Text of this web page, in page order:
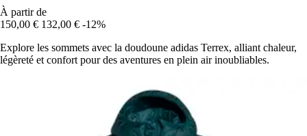
À partir de
150,00 € 132,00 € -12%
Explore les sommets avec la doudoune adidas Terrex, alliant chaleur,
légèreté et confort pour des aventures en plein air inoubliables.